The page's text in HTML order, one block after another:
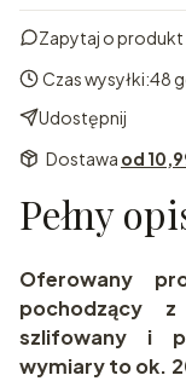
Zapytaj o produkt
Czas wysyłki:48
Udostępnij
Dostawa od
Pełny
Oferowany
pochodzący z
szlifowany i
wymiary to ok.